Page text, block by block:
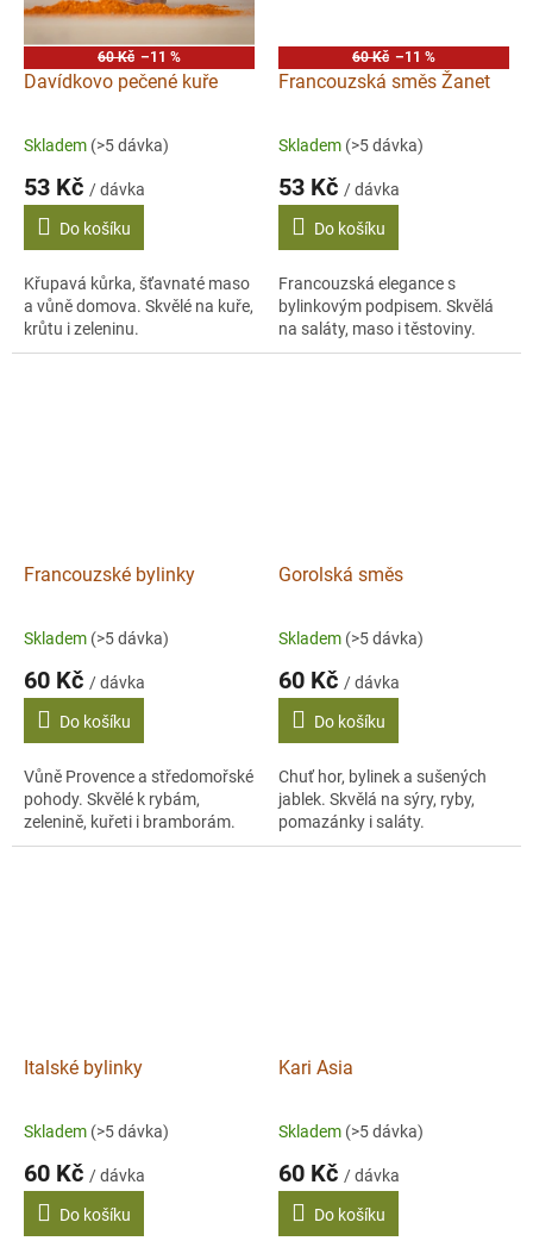
60 Kč –11 %
Davídkovo pečené kuře
Skladem (>5 dávka)
53 Kč / dávka
Do košíku
Křupavá kůrka, šťavnaté maso
a vůně domova. Skvělé na kuře,
krůtu i zeleninu.
60 Kč –11 %
Francouzská směs Žanet
Skladem (>5 dávka)
53 Kč / dávka
Do košíku
Francouzská elegance s
bylinkovým podpisem. Skvělá
na saláty, maso i těstoviny.
Francouzské bylinky
Skladem (>5 dávka)
60 Kč / dávka
Do košíku
Vůně Provence a středomořské
pohody. Skvělé k rybám,
zelenině, kuřeti i bramborám.
Gorolská směs
Skladem (>5 dávka)
60 Kč / dávka
Do košíku
Chuť hor, bylinek a sušených
jablek. Skvělá na sýry, ryby,
pomazánky i saláty.
Italské bylinky
Skladem (>5 dávka)
60 Kč / dávka
Do košíku
Kari Asia
Skladem (>5 dávka)
60 Kč / dávka
Do košíku